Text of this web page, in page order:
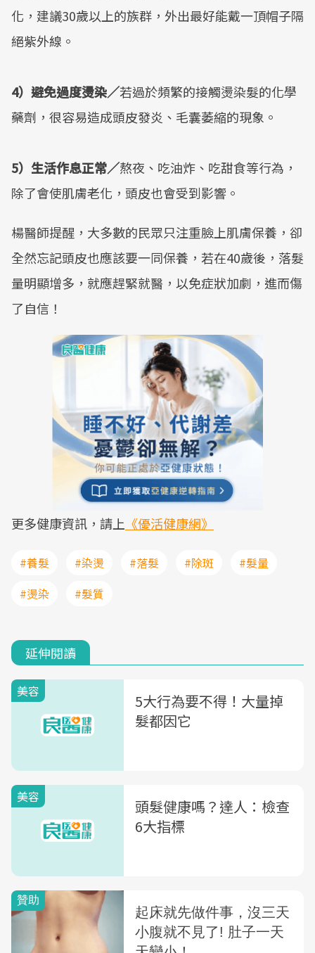
化，建議30歲以上的族群，外出最好能戴一頂帽子隔
絕紫外線。
4）避免過度燙染／若過於頻繁的接觸燙染髮的化學
藥劑，很容易造成頭皮發炎、毛囊萎縮的現象。
5）生活作息正常／熬夜、吃油炸、吃甜食等行為，
除了會使肌膚老化，頭皮也會受到影響。
楊醫師提醒，大多數的民眾只注重臉上肌膚保養，卻
全然忘記頭皮也應該要一同保養，若在40歲後，落髮
量明顯增多，就應趕緊就醫，以免症狀加劇，進而傷
了自信！
更多健康資訊，請上 《優活健康網》
#養髮 #染燙 #落髮 #除斑
#髮量
#燙染
#髮質
延伸閱讀
美容
5大行為要不得！大量掉
髮都因它
美容
頭髮健康嗎？達人：檢查
6大指標